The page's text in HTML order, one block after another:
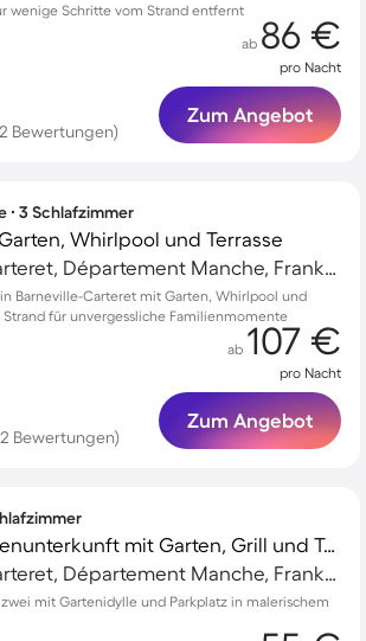
wenige Schritte vom Strand entfernt
Bewertungen)
ab 86 €
pro Nacht
Zum Angebot
∙ 3 Schlafzimmer
Whirlpool und Terrasse
Barneville-Carteret, Département Manche, Frankreich
Barneville-Carteret mit Garten, Whirlpool und
für unvergessliche Familienmomente
Bewertungen)
ab 107 €
pro Nacht
Zum Angebot
Charmante Ferienunterkunft mit Garten, Grill und Terrasse
Barneville-Carteret, Département Manche, Frankreich
mit Gartenidylle und Parkplatz in malerischem